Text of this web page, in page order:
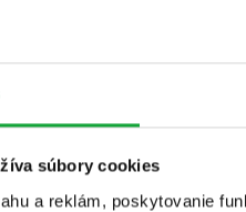
súbory cookies
a reklám, poskytovanie